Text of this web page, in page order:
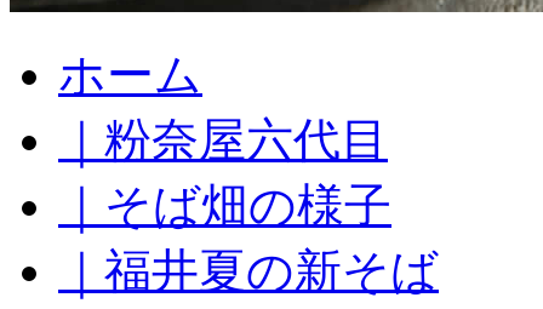
ン
ツ
ス
プ
ホーム
｜粉奈屋六代目
｜そば畑の様子
｜福井夏の新そば